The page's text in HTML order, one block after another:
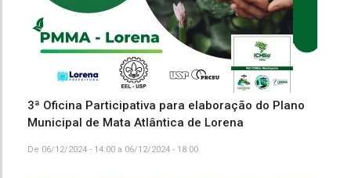
3ª Oficina Participativa para elaboração do Plano
Municipal de Mata Atlântica de Lorena
De 06/12/2024 - 14:00 a 06/12/2024 - 18:00